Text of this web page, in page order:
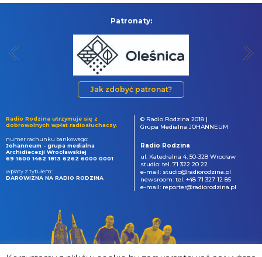
Patronaty:
Jak zdobyć patronat?
Radio Rodzina utrzymuje się z
dobrowolnych wpłat radiosłuchaczy.
numer rachunku bankowego:
Johanneum - grupa medialna
Archidiecezji Wrocławskiej
69 1600 1462 1813 6262 6000 0001
wpłaty z tytułem:
DAROWIZNA NA RADIO RODZINA
© Radio Rodzina 2018 |
Grupa Medialna JOHANNEUM
Radio Rodzina
ul. Katedralna 4, 50-328 Wrocław
studio: tel. 71 322 20 22
e-mail: studio@radiorodzina.pl
newsroom: tel. +48 71 327 12 85
e-mail: reporter@radiorodzina.pl